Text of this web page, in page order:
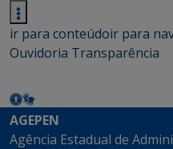
ir para conteúdoir para
Ouvidoria Transparência
AGEPEN
Agência Estadual de